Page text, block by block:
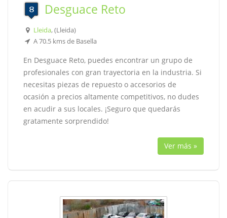
Desguace Reto
Lleida, (Lleida)
A 70.5 kms de Basella
En Desguace Reto, puedes encontrar un grupo de
profesionales con gran trayectoria en la industria. Si
necesitas piezas de repuesto o accesorios de
ocasión a precios altamente competitivos, no dudes
en acudir a sus locales. ¡Seguro que quedarás
gratamente sorprendido!
Ver más »